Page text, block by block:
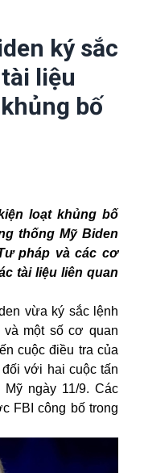
ký sắc
liệu
bố
loạt khủng bố
thống Mỹ Biden
pháp và các cơ
tài liệu liên quan
vừa ký sắc lệnh
một số cơ quan
cuộc điều tra của
với hai cuộc tấn
ngày 11/9. Các
FBI công bố trong